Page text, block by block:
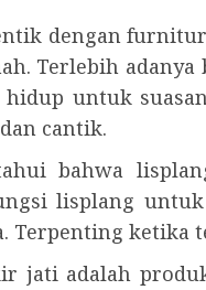
dengan
Terlebih
untuk
cantik.
bahwa
lisplang
Terpenting ketika
jati adalah